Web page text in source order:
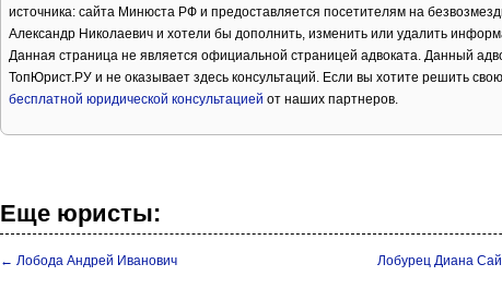
источника: сайта Минюста РФ и предоставляется посетителям на
Александр Николаевич и хотели бы дополнить, изменить или удалить
Данная страница не является официальной страницей адвоката. Данный
ТопЮрист.РУ и не оказывает здесь консультаций. Если вы хотите решить
бесплатной юридической консультацией от наших партнеров.
Еще юристы:
← Лобода Андрей Иванович Лобурец Диана